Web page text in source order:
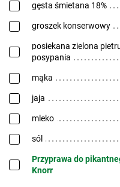
gęsta śmietana 18%
groszek konserwowy
posiekana zielona
posypania
mąka
jaja
mleko
sól
Przyprawa do
Knorr